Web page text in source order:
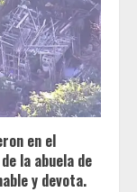
en el
la abuela de
y devota.